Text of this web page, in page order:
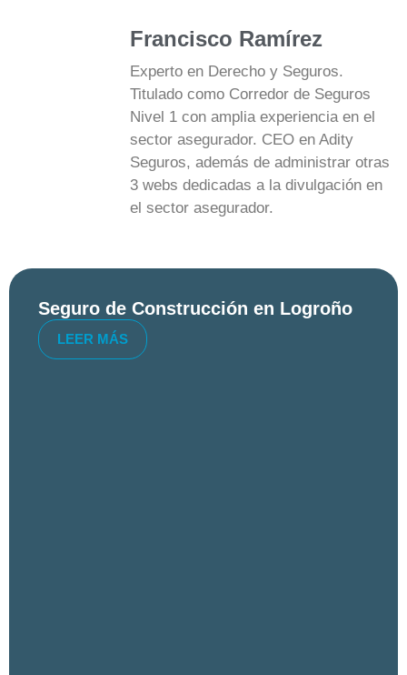
Francisco Ramírez
Experto en Derecho y Seguros.
Titulado como Corredor de Seguros
Nivel 1 con amplia experiencia en el
sector asegurador. CEO en Adity
Seguros, además de administrar otras
3 webs dedicadas a la divulgación en
el sector asegurador.
Seguro de Construcción en Logroño
LEER MÁS